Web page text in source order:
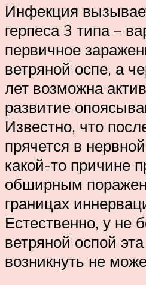
Инфекция
герпеса 3 типа –
первичное
ветряной оспе, а
лет возможна
развитие
Известно, что
прячется в
какой-то причине
обширным
границах
Естественно, у не
ветряной оспой
возникнуть не